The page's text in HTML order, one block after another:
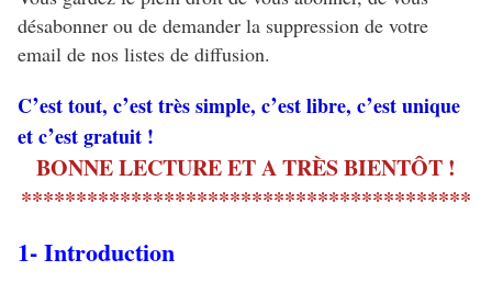
désabonner ou de demander la suppression de votre
email de nos listes de diffusion.
C’est tout, c’est très simple, c’est libre, c’est unique
et c’est gratuit !
BONNE LECTURE ET A TRÈS BIENTÔT !
*****************************************
1- Introduction